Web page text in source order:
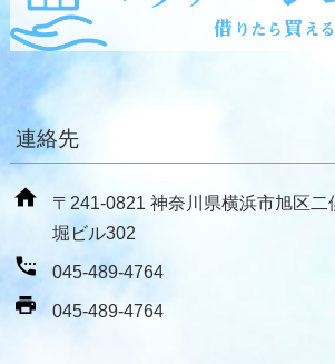
連絡先
〒241-0821 神奈川県横浜市旭区
堀ビル302
045-489-4764
045-489-4764